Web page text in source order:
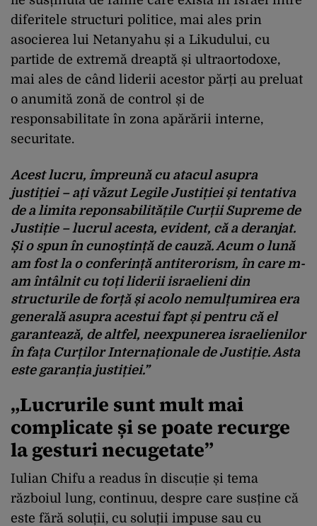
diferitele structuri politice, mai ales prin
asocierea lui Netanyahu și a Likudului, cu
partide de extremă dreaptă și ultraortodoxe,
mai ales de când liderii acestor părți au preluat
o anumită zonă de control și de
responsabilitate în zona apărării interne,
securitate.
Acest lucru, împreună cu atacul asupra
justiției – ați văzut Legile Justiției și tentativa
de a limita reponsabilitățile Curții Supreme de
Justiție – lucrul acesta, evident, că a deranjat.
Și o spun în cunoștință de cauză. Acum o lună
am fost la o conferință antiterorism, în care m-
am întâlnit cu toți liderii israelieni din
structurile de forță și acolo nemulțumirea era
generală asupra acestui fapt și pentru că el
garantează, de altfel, neexpunerea israelienilor
în fața Curților Internaționale de Justiție. Asta
este garanția justiției.”
„Lucrurile sunt mult mai
complicate și se poate recurge
la gesturi necugetate”
Iulian Chifu a readus în discuție și tema
războiul lung, continuu, despre care susține că
este fără soluții, cu soluții impuse sau cu